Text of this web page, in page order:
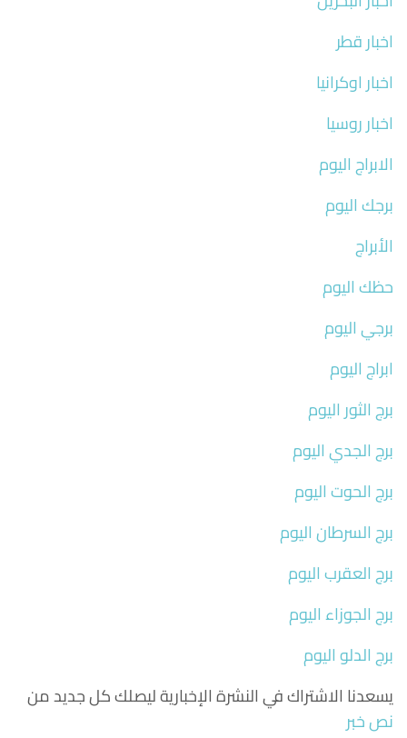
اخبار قطر
اخبار اوكرانيا
اخبار روسيا
الابراج اليوم
برجك اليوم
الأبراج
حظك اليوم
برجي اليوم
ابراج اليوم
برج الثور اليوم
برج الجدي اليوم
برج الحوت اليوم
برج السرطان اليوم
برج العقرب اليوم
برج الجوزاء اليوم
برج الدلو اليوم
يسعدنا الاشتراك في النشرة الإخبارية ليصلك كل جديد من
نص خبر